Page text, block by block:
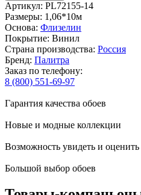
Артикул: PL72155-14
Размеры: 1,06*10м
Основа: Флизелин
Покрытие: Винил
Страна производства: Россия
Бренд: Палитра
Заказ по телефону:
8 (800) 551-69-97
Гарантия качества обоев
Новые и модные коллекции
Возможность увидеть и
Большой выбор обоев